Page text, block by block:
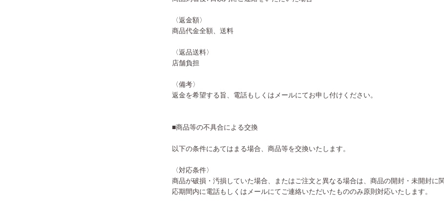
〈返金額〉
商品代金全額、送料
〈返品送料〉
店舗負担
〈備考〉
返金を希望する旨、電話もしくはメールにてお申し付けください。
■商品等の不具合による交換
以下の条件にあてはまる場合、商品等を交換いたします。
〈対応条件〉
商品が破損・汚損していた場合、またはご注文と異なる場合は、商品の開封・未開封に
応期間内に電話もしくはメールにてご連絡いただいたもののみ原則対応いたします。